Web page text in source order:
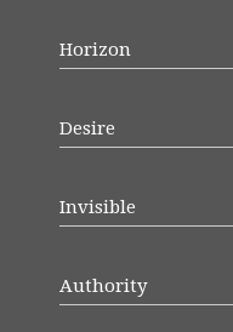
Horizon
Desire
Invisible
Authority